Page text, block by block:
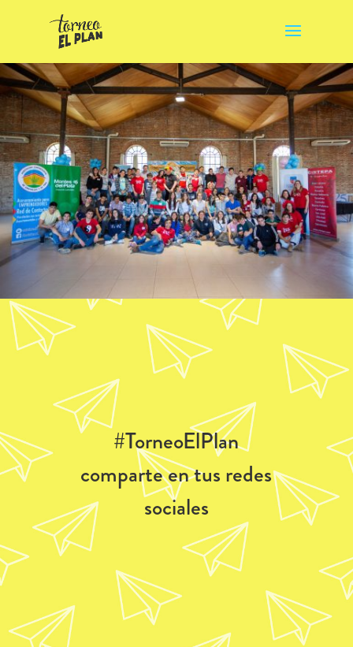
#TorneoElPlan
comparte en tus redes
sociales